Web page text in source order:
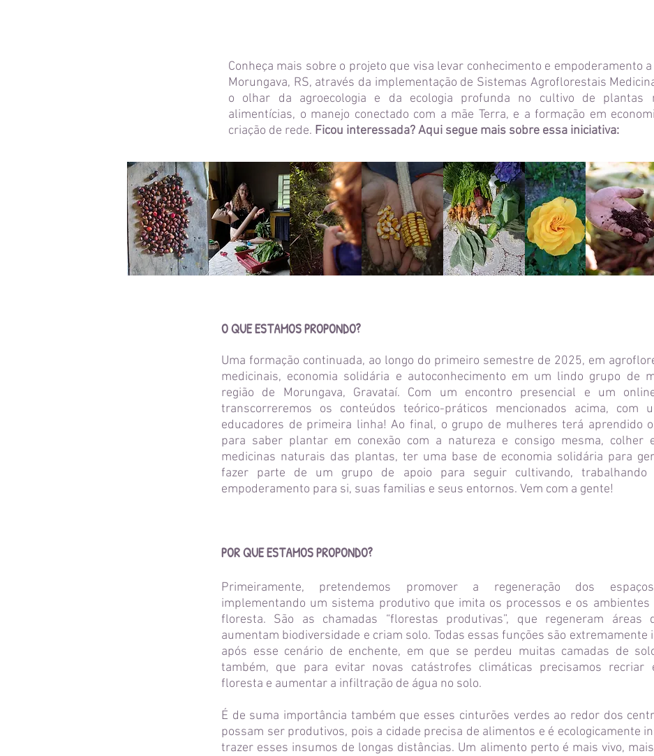
Conheça mais sobre o projeto que visa levar conhecimento e empoderamento
Morungava, RS, através da implementação de Sistemas Agroflorestais
o olhar da agroecologia e da ecologia profunda no cultivo de plantas
alimentícias, o manejo conectado com a mãe Terra, e a formação em
criação de rede. Ficou interessada? Aqui segue mais sobre essa iniciativa:
O QUE ESTAMOS PROPONDO?
Uma formação continuada, ao longo do primeiro semestre de 2025, em
medicinais, economia solidária e autoconhecimento em um lindo grupo de
região de Morungava, Gravataí. Com um encontro presencial e um
transcorreremos os conteúdos teórico-práticos mencionados acima, com
educadores de primeira linha! Ao final, o grupo de mulheres terá aprendido
para saber plantar em conexão com a natureza e consigo mesma, colher
medicinas naturais das plantas, ter uma base de economia solidária para
fazer parte de um grupo de apoio para seguir cultivando, trabalhando
empoderamento para si, suas familias e seus entornos. Vem com a gente!
POR QUE ESTAMOS PROPONDO?
Primeiramente, pretendemos promover a regeneração dos
implementando um sistema produtivo que imita os processos e os ambientes
floresta. São as chamadas “florestas produtivas”, que regeneram áreas
aumentam biodiversidade e criam solo. Todas essas funções são extremamente
após esse cenário de enchente, em que se perdeu muitas camadas de
também, que para evitar novas catástrofes climáticas precisamos recriar
floresta e aumentar a infiltração de água no solo.
É de suma importância também que esses cinturões verdes ao redor dos
possam ser produtivos, pois a cidade precisa de alimentos e é ecologicamente
trazer esses insumos de longas distâncias. Um alimento perto é mais vivo,